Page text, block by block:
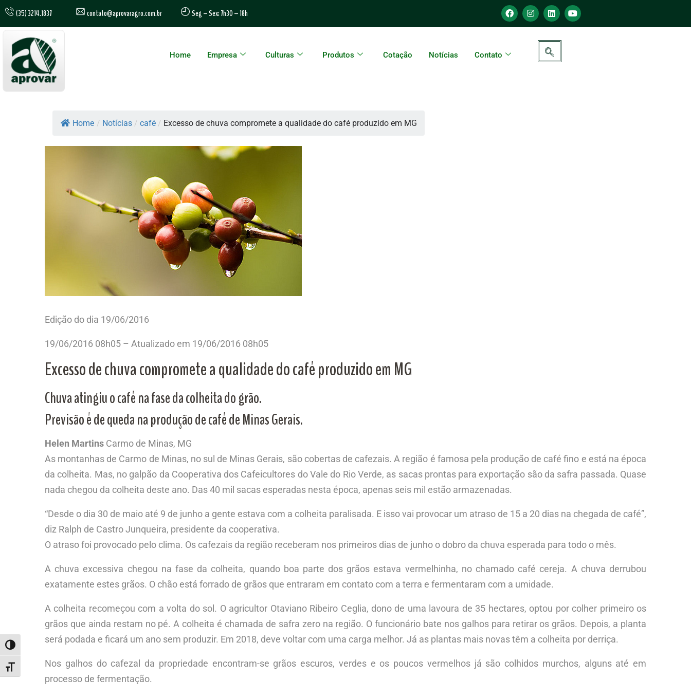
ALTERNAR ALTO CONTRASTE
ALTERNAR TAMANHO DA FONTE
(35) 3214.1837 contato@aprovaragro.com.br Seg – Sex: 7h30 – 18h
Home Empresa Culturas Produtos Cotação Notícias Contato
Home / Notícias / café / Excesso de chuva compromete a qualidade do café produzido em MG
Edição do dia 19/06/2016
19/06/2016 08h05 – Atualizado em 19/06/2016 08h05
Excesso de chuva compromete a qualidade do café produzido em MG
Chuva atingiu o café na fase da colheita do grão.
Previsão é de queda na produção de café de Minas Gerais.
Helen Martins Carmo de Minas, MG
As montanhas de Carmo de Minas, no sul de Minas Gerais, são cobertas de cafezais. A região é famosa pela produção de café fino e está na época
da colheita. Mas, no galpão da Cooperativa dos Cafeicultores do Vale do Rio Verde, as sacas prontas para exportação são da safra passada. Quase
nada chegou da colheita deste ano. Das 40 mil sacas esperadas nesta época, apenas seis mil estão armazenadas.
“Desde o dia 30 de maio até 9 de junho a gente estava com a colheita paralisada. E isso vai provocar um atraso de 15 a 20 dias na chegada de café”,
diz Ralph de Castro Junqueira, presidente da cooperativa.
O atraso foi provocado pelo clima. Os cafezais da região receberam nos primeiros dias de junho o dobro da chuva esperada para todo o mês.
A chuva excessiva chegou na fase da colheita, quando boa parte dos grãos estava vermelhinha, no chamado café cereja. A chuva derrubou
exatamente estes grãos. O chão está forrado de grãos que entraram em contato com a terra e fermentaram com a umidade.
A colheita recomeçou com a volta do sol. O agricultor Otaviano Ribeiro Ceglia, dono de uma lavoura de 35 hectares, optou por colher primeiro os
grãos que ainda restam no pé. A colheita é chamada de safra zero na região. O funcionário bate nos galhos para retirar os grãos. Depois, a planta
será podada e ficará um ano sem produzir. Em 2018, deve voltar com uma carga melhor. Já as plantas mais novas têm a colheita por derriça.
Nos galhos do cafezal da propriedade encontram-se grãos escuros, verdes e os poucos vermelhos já são colhidos murchos, alguns até em
processo de fermentação.